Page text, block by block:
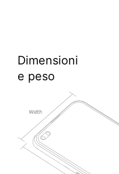
Dimensioni
e peso